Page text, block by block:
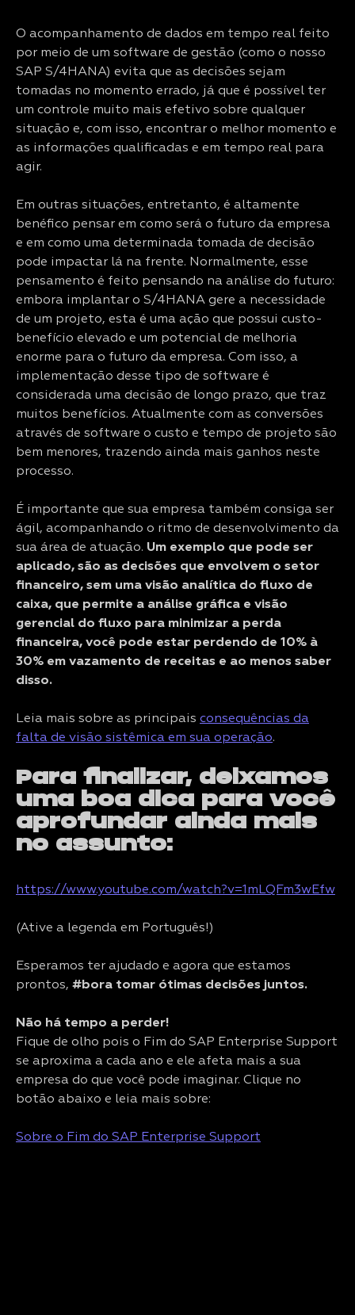
O acompanhamento de dados em tempo real feito
por meio de um software de gestão (como o nosso
SAP S/4HANA) evita que as decisões sejam
tomadas no momento errado, já que é possível ter
um controle muito mais efetivo sobre qualquer
situação e, com isso, encontrar o melhor momento e
as informações qualificadas e em tempo real para
agir.
Em outras situações, entretanto, é altamente
benéfico pensar em como será o futuro da empresa
e em como uma determinada tomada de decisão
pode impactar lá na frente. Normalmente, esse
pensamento é feito pensando na análise do futuro:
embora implantar o S/4HANA gere a necessidade
de um projeto, esta é uma ação que possui custo-
benefício elevado e um potencial de melhoria
enorme para o futuro da empresa. Com isso, a
implementação desse tipo de software é
considerada uma decisão de longo prazo, que traz
muitos benefícios. Atualmente com as conversões
através de software o custo e tempo de projeto são
bem menores, trazendo ainda mais ganhos neste
processo.
É importante que sua empresa também consiga ser
ágil, acompanhando o ritmo de desenvolvimento da
sua área de atuação. Um exemplo que pode ser
aplicado, são as decisões que envolvem o setor
financeiro, sem uma visão analítica do fluxo de
caixa, que permite a análise gráfica e visão
gerencial do fluxo para minimizar a perda
financeira, você pode estar perdendo de 10% à
30% em vazamento de receitas e ao menos saber
disso.
Leia mais sobre as principais consequências da
falta de visão sistêmica em sua operação.
Para finalizar, deixamos
uma boa dica para você
aprofundar ainda mais
no assunto:
https://www.youtube.com/watch?v=1mLQFm3wEfw
(Ative a legenda em Português!)
Esperamos ter ajudado e agora que estamos
prontos, #bora tomar ótimas decisões juntos.
Não há tempo a perder!
Fique de olho pois o Fim do SAP Enterprise Support
se aproxima a cada ano e ele afeta mais a sua
empresa do que você pode imaginar. Clique no
botão abaixo e leia mais sobre:
Sobre o Fim do SAP Enterprise Support